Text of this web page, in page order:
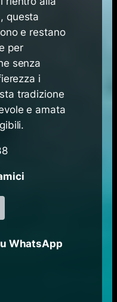
questa
e restano
per
senza
i
tradizione
e amata
WhatsApp